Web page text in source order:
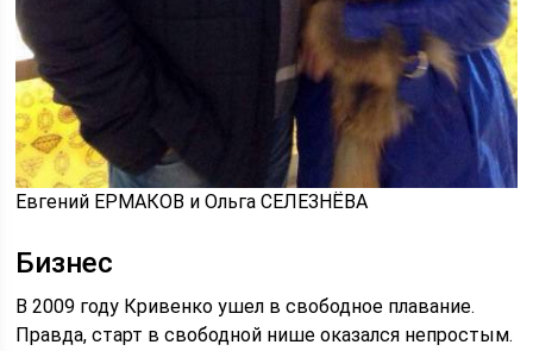
Евгений ЕРМАКОВ и Ольга СЕЛЕЗНЁВА
Бизнес
В 2009 году Кривенко ушел в свободное плавание.
Правда, старт в свободной нише оказался непростым.